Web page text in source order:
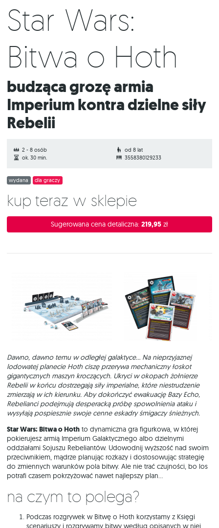
Star Wars:
Bitwa o Hoth
Budząca grozę armia
Imperium kontra dzielne siły
Rebelii
2 - 8 osób
od 8 lat
ok. 30 min.
3558380129233
wydana dla graczy
Kup teraz w sklepie
Sugerowana cena detaliczna: 219,95 zł
Dawno, dawno temu w odległej galaktyce… Na nieprzyjaznej
lodowatej planecie Hoth ciszę przerywa mechaniczny łoskot
gigantycznych maszyn kroczących. Ukryci w okopach żołnierze
Rebelii w końcu dostrzegają siły imperialne, które niestrudzenie
zmierzają w ich kierunku. Aby dokończyć ewakuację Bazy Echo,
Rebelianci podejmują desperacką próbę spowolnienia ataku i
wysyłają pospiesznie swoje cenne eskadry śmigaczy śnieżnych.
Star Wars: Bitwa o Hoth to dynamiczna gra figurkowa, w której
pokierujesz armią Imperium Galaktycznego albo dzielnymi
oddziałami Sojuszu Rebeliantów. Udowodnij wyższość nad swoim
przeciwnikiem, mądrze planując rozkazy i dostosowując strategię
do zmiennych warunków pola bitwy. Ale nie trać czujności, bo los
potrafi czasem pokrzyżować nawet najlepszy plan...
Na czym to polega?
Podczas rozgrywek w Bitwę o Hoth korzystamy z Księgi
scenariuszy i rozgrywamy bitwy według opisanych w niej